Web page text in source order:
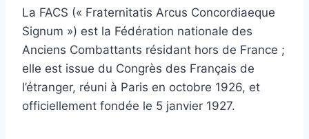
La FACS (« Fraternitatis Arcus Concordiaeque
Signum ») est la Fédération nationale des
Anciens Combattants résidant hors de France ;
elle est issue du Congrès des Français de
l’étranger, réuni à Paris en octobre 1926, et
officiellement fondée le 5 janvier 1927.